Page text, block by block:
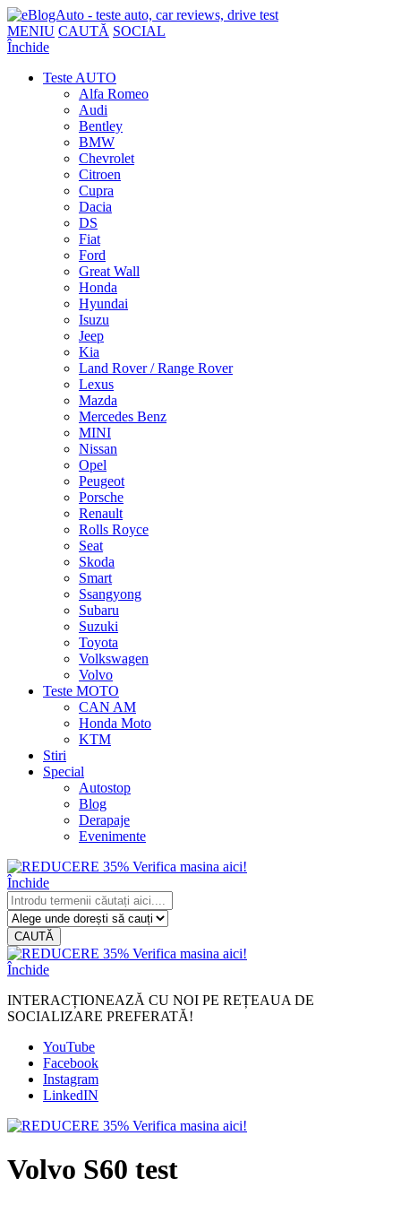
MENIU CAUTĂ SOCIAL
Închide
Teste AUTO
Alfa Romeo
Audi
Bentley
BMW
Chevrolet
Citroen
Cupra
Dacia
DS
Fiat
Ford
Great Wall
Honda
Hyundai
Isuzu
Jeep
Kia
Land Rover / Range Rover
Lexus
Mazda
Mercedes Benz
MINI
Nissan
Opel
Peugeot
Porsche
Renault
Rolls Royce
Seat
Skoda
Smart
Ssangyong
Subaru
Suzuki
Toyota
Volkswagen
Volvo
Teste MOTO
CAN AM
Honda Moto
KTM
Stiri
Special
Autostop
Blog
Derapaje
Evenimente
Închide
CAUTĂ
Închide
INTERACȚIONEAZĂ CU NOI PE REȚEAUA DE
SOCIALIZARE PREFERATĂ!
YouTube
Facebook
Instagram
LinkedIN
Volvo S60 test